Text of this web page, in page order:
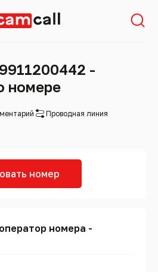
-
номере
Проводная линия
номер
номера -